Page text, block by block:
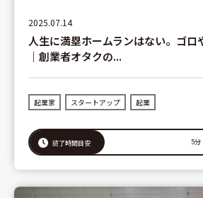
2025.07.14
人生に満塁ホームランはない。ゴロ
｜創業者オタクの...
起業家 スタートアップ 起業
読了時間目安 5分